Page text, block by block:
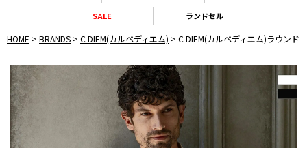
SALE
ランドセル
HOME BRANDS C DIEM(カルペディエム) C DIEM(カルペディエム)ラウンド